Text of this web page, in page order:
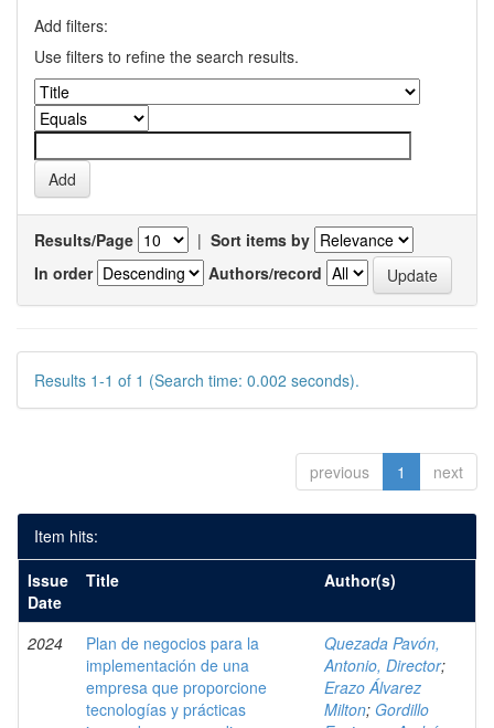
Add filters:
Use filters to refine the search results.
Results/Page | Sort items by
In order
Authors/record
Results 1-1 of 1 (Search time: 0.002 seconds).
previous 1 next
Item hits:
Issue
Date
Title Author(s)
2024
Plan de negocios para la
implementación de una
empresa que proporcione
tecnologías y prácticas
Quezada Pavón,
Antonio, Director;
Erazo Álvarez
Milton; Gordillo